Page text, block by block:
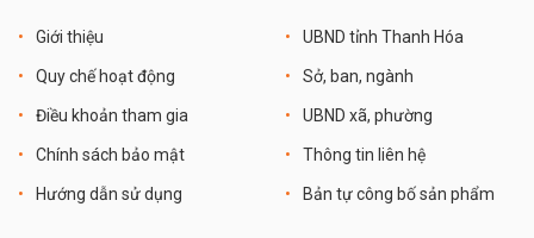
Giới thiệu
Quy chế hoạt động
Điều khoản tham gia
Chính sách bảo mật
Hướng dẫn sử dụng
UBND tỉnh Thanh Hóa
Sở, ban, ngành
UBND xã, phường
Thông tin liên hệ
Bản tự công bố sản phẩm